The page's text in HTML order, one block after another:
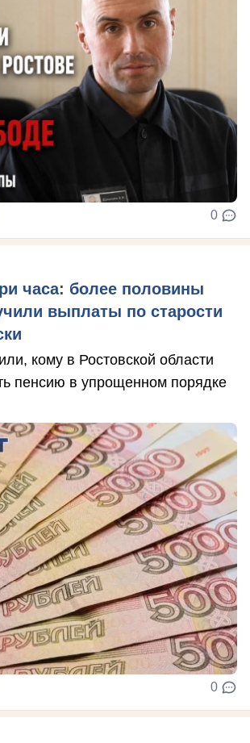
0
часа: более половины
выплаты по старости
кому в Ростовской области
пенсию в упрощенном порядке
0